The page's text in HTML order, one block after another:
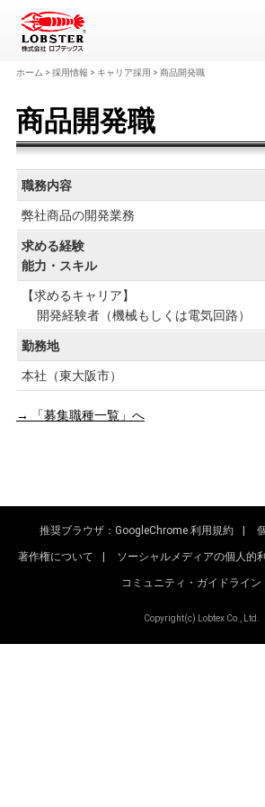
ホーム > 採用情報 > キャリア採用 > 商品開発職
商品開発職
職務内容
弊社商品の開発業務
求める経験
能力・スキル
【求めるキャリア】
開発経験者（機械もしくは電気回路
勤務地
本社（東大阪市）
→ 「募集職種一覧」へ
推奨ブラウザ：GoogleChrome 利用規約
著作権について ソーシャルメディアの個人的
コミュニティ・ガイドライン
Copyright(c) Lobtex Co., Ltd.